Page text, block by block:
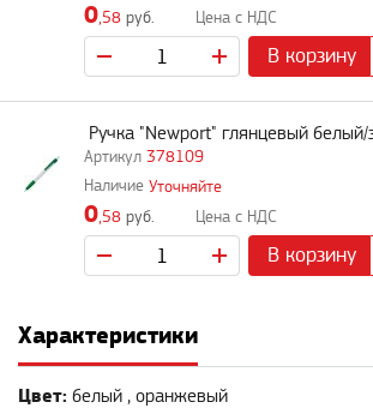
0,58 руб.
В корзину
378109
Ручка "Newport" глянцевый
Уточняйте
0,58 руб.
В корзину
Характеристики
Цвет: белый , оранжевый